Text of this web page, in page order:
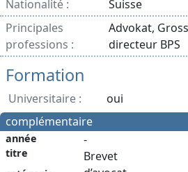
Nationalité :
Suisse
Principales
professions :
Advokat,
directeur BPS
Formation
Universitaire :
oui
complémentaire
année
titre
-
Brevet